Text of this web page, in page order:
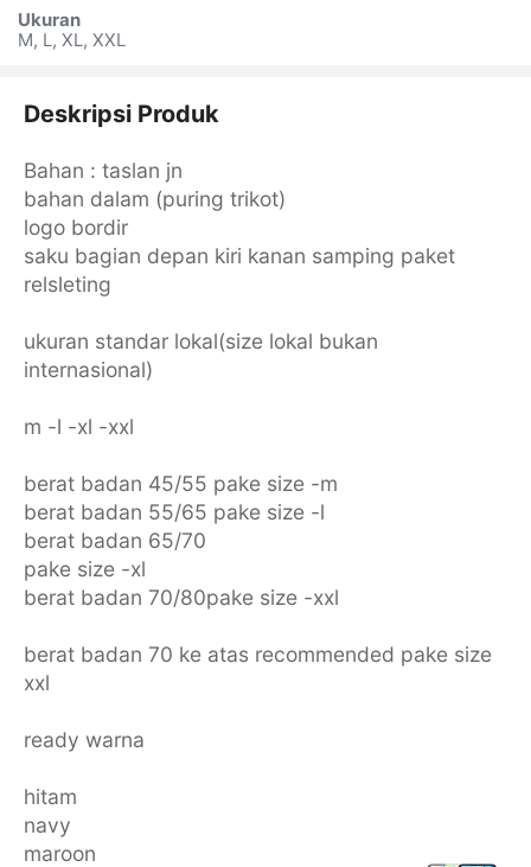
Ukuran
M, L, XL, XXL
Deskripsi Produk
Bahan : taslan jn
bahan dalam (puring trikot)
logo bordir
saku bagian depan kiri kanan samping paket
relsleting
ukuran standar lokal(size lokal bukan
internasional)
m -l -xl -xxl
berat badan 45/55 pake size -m
berat badan 55/65 pake size -l
berat badan 65/70
pake size -xl
berat badan 70/80pake size -xxl
berat badan 70 ke atas recommended pake size
xxl
ready warna
hitam
navy
maroon